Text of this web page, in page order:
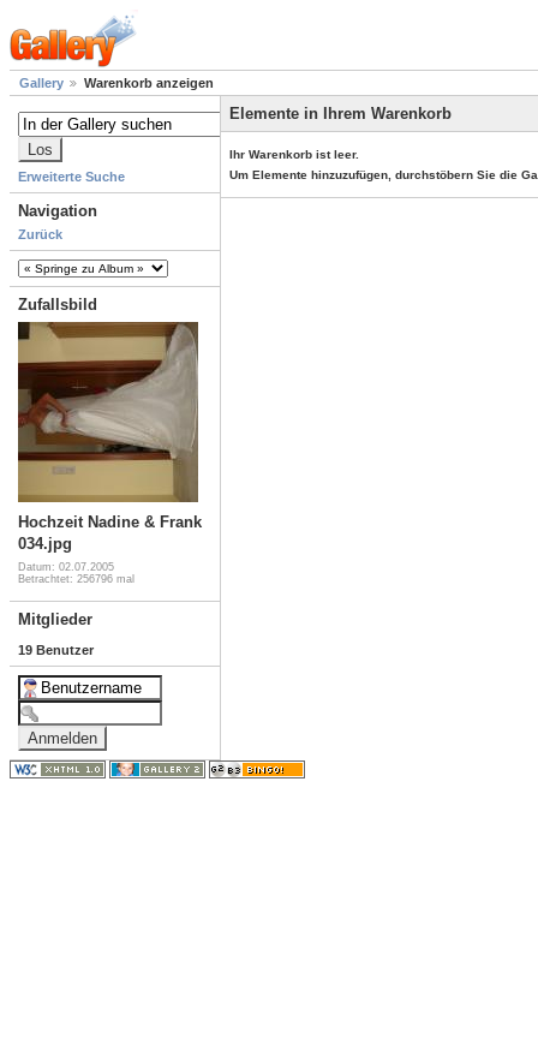
Gallery Warenkorb anzeigen
Erweiterte Suche
Navigation
Zurück
Zufallsbild
Hochzeit Nadine & Frank
034.jpg
Datum: 02.07.2005
Betrachtet: 256796 mal
Mitglieder
19 Benutzer
Elemente in Ihrem Warenkorb
Ihr Warenkorb ist leer.
Um Elemente hinzuzufügen, durchstöbern Sie die